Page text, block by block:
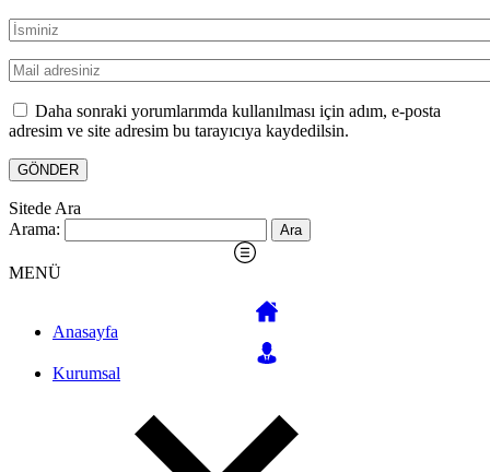
Daha sonraki yorumlarımda kullanılması için adım, e-posta
adresim ve site adresim bu tarayıcıya kaydedilsin.
Sitede Ara
Arama:
MENÜ
Anasayfa
Kurumsal